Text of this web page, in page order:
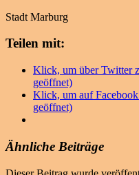
Stadt Marburg
Teilen mit:
Klick, um über Twitter
geöffnet)
Klick, um auf
geöffnet)
Ähnliche Beiträge